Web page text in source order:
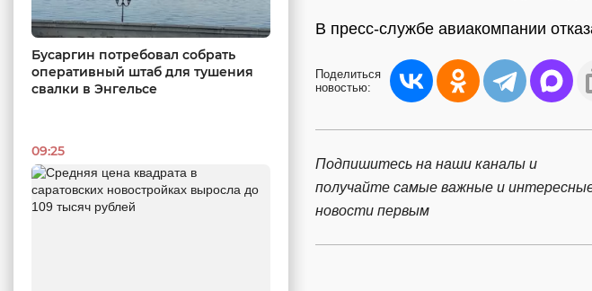
Бусаргин потребовал собрать
оперативный штаб для тушения
свалки в Энгельсе
09:25
В пресс-службе авиакомпании
Поделиться
новостью:
Подпишитесь на наши каналы и
получайте самые важные и
новости первым